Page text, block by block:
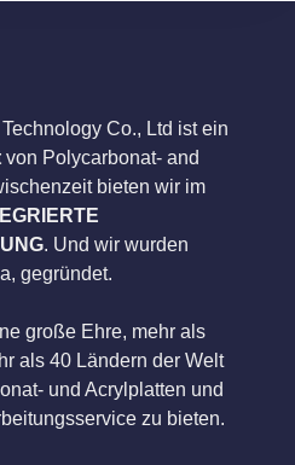
Co., Ltd ist ein
von Polycarbonat- and
bieten wir im
. Und wir wurden
gegründet.
große Ehre, mehr als
als 40 Ländern der Welt
und Acrylplatten und
zu bieten.